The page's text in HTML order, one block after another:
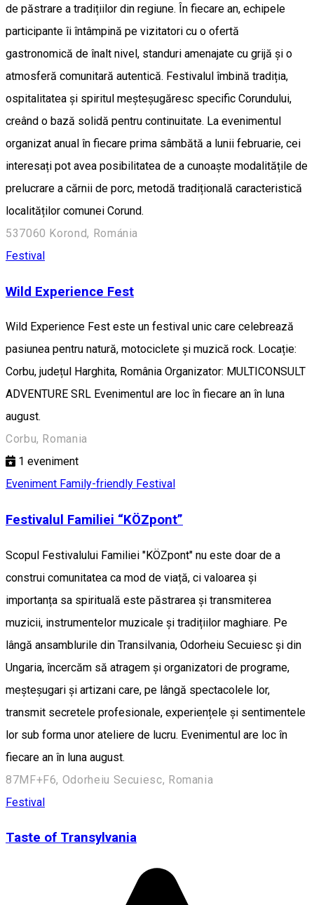
de păstrare a tradițiilor din regiune. În fiecare an, echipele
participante îi întâmpină pe vizitatori cu o ofertă
gastronomică de înalt nivel, standuri amenajate cu grijă și o
atmosferă comunitară autentică. Festivalul îmbină tradiția,
ospitalitatea și spiritul meșteșugăresc specific Corundului,
creând o bază solidă pentru continuitate. La evenimentul
organizat anual în fiecare prima sâmbătă a lunii februarie, cei
interesați pot avea posibilitatea de a cunoaște modalitățile de
prelucrare a cărnii de porc, metodă tradițională caracteristică
localităților comunei Corund.
537060 Korond, Románia
Festival
Wild Experience Fest
Wild Experience Fest este un festival unic care celebrează
pasiunea pentru natură, motociclete și muzică rock. Locație:
Corbu, județul Harghita, România Organizator: MULTICONSULT
ADVENTURE SRL Evenimentul are loc în fiecare an în luna
august.
Corbu, Romania
1 eveniment
Eveniment Family-friendly Festival
Festivalul Familiei “KÖZpont”
Scopul Festivalului Familiei "KÖZpont" nu este doar de a
construi comunitatea ca mod de viață, ci valoarea și
importanța sa spirituală este păstrarea și transmiterea
muzicii, instrumentelor muzicale și tradițiilor maghiare. Pe
lângă ansamblurile din Transilvania, Odorheiu Secuiesc și din
Ungaria, încercăm să atragem și organizatori de programe,
meșteșugari și artizani care, pe lângă spectacolele lor,
transmit secretele profesionale, experiențele și sentimentele
lor sub forma unor ateliere de lucru. Evenimentul are loc în
fiecare an în luna august.
87MF+F6, Odorheiu Secuiesc, Romania
Festival
Taste of Transylvania